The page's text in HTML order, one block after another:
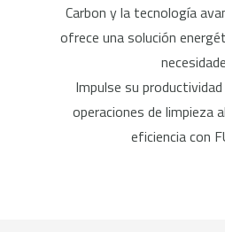
Carbon y la tecnología
ofrece una solución
Impulse su
operaciones de limpieza
eficiencia con